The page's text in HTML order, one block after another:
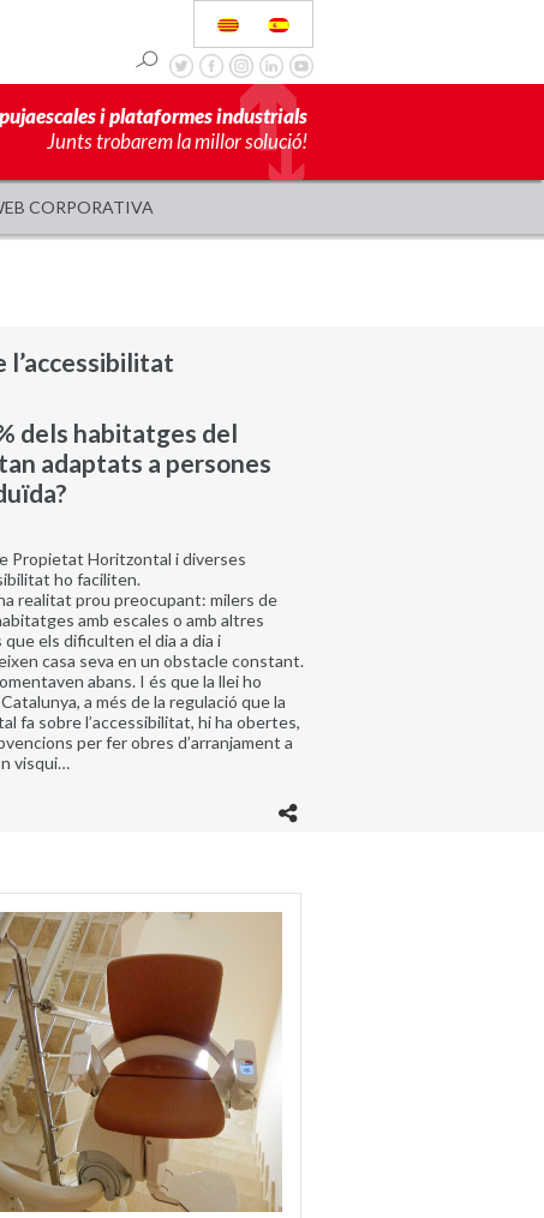
i plataformes industrials
Junts trobarem la millor solució!
CORPORATIVA
l’accessibilitat
dels habitatges del
adaptats a persones
Propietat Horitzontal i diverses
ho faciliten.
realitat prou preocupant: milers de
amb escales o amb altres
els dificulten el dia a dia i
casa seva en un obstacle constant.
abans. I és que la llei ho
a més de la regulació que la
fa sobre l’accessibilitat, hi ha obertes,
per fer obres d’arranjament a
visqui…